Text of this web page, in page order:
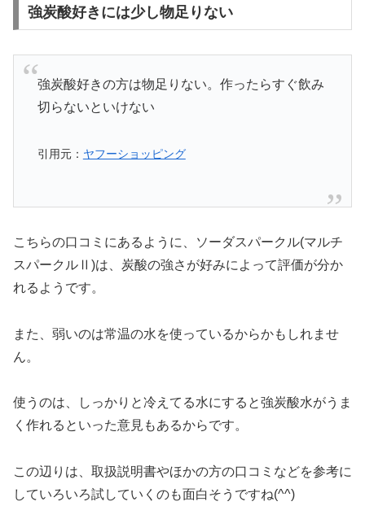
強炭酸好きには少し物足りない
強炭酸好きの方は物足りない。作ったらすぐ飲み
切らないといけない
引用元： ヤフーショッピング
こちらの口コミにあるように、ソーダスパークル(マルチ
スパークルⅡ)は、炭酸の強さが好みによって評価が分か
れるようです。
また、弱いのは常温の水を使っているからかもしれませ
ん。
使うのは、しっかりと冷えてる水にすると強炭酸水がうま
く作れるといった意見もあるからです。
この辺りは、取扱説明書やほかの方の口コミなどを参考に
していろいろ試していくのも面白そうですね(^^)